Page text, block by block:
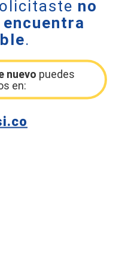
no
.
nuevo puedes
en: